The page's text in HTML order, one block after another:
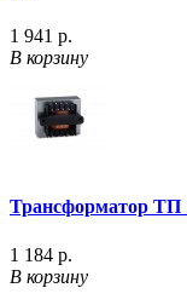
1 941 р.
В корзину
Трансформатор ТП
1 184 р.
В корзину